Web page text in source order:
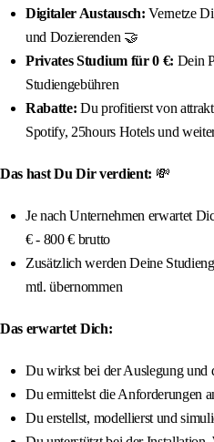
Digitaler Austausch:Vernetze
und Dozierenden 🤝
Privates Studium für 0 €: Dein
Studiengebühren
Rabatte: Du profitierst von
Spotify, 25hours Hotels und
Das hast Du Dir verdient: 💸
Je nach Unternehmen erwartet
€ - 800 € brutto
Zusätzlich werden Deine
mtl. übernommen
Das erwartet Dich:
Du wirkst bei der Auslegung und
Du ermittelst die Anforderungen
Du erstellst, modellierst und